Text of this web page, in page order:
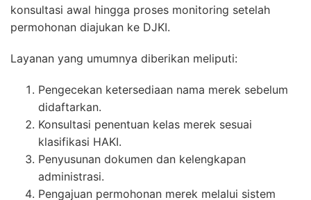
konsultasi awal hingga proses monitoring setelah
permohonan diajukan ke DJKI.
Layanan yang umumnya diberikan meliputi:
Pengecekan ketersediaan nama merek sebelum
didaftarkan.
Konsultasi penentuan kelas merek sesuai
klasifikasi HAKI.
Penyusunan dokumen dan kelengkapan
administrasi.
Pengajuan permohonan merek melalui sistem